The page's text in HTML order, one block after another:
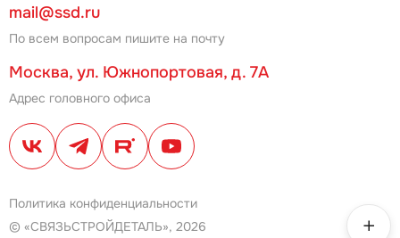
mail@ssd.ru
По всем вопросам пишите на почту
Москва, ул. Южнопортовая, д. 7А
Адрес головного офиса
Политика конфиденциальности
© «СВЯЗЬСТРОЙДЕТАЛЬ», 2026